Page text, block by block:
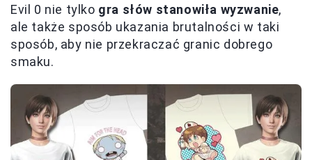
Evil 0 nie tylko gra słów stanowiła wyzwanie,
ale także sposób ukazania brutalności w taki
sposób, aby nie przekraczać granic dobrego
smaku.